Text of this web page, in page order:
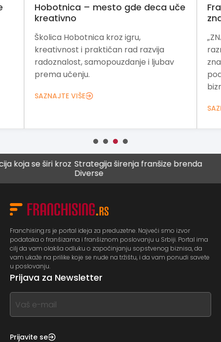
uče
Franšiza za razvoj funkcionalnog
znanja kod dece
„ZNAM ZA VIŠE“ razvija način učenja i
razmišljanja dece kroz funkcionalno
znanje i veštine. Franšizni model uz
podršku omogućava pokretanje
širi kroz Strategija širenja franšize brenda
Franchising.rs je portal ideja za preduzetne. Najveći smo izvor
podataka o franšizama i franšiznom poslovanju u Srbiji. Portal ima
cilj da vam olakša odluku o započinjanju sopstvenog biznisa, da
vam ukaže na prilike koje se nude na tržištu, i da vam ponudi savete
u poslovanju.
Prijava za Newsletter
If
you
this,
Prijavite se